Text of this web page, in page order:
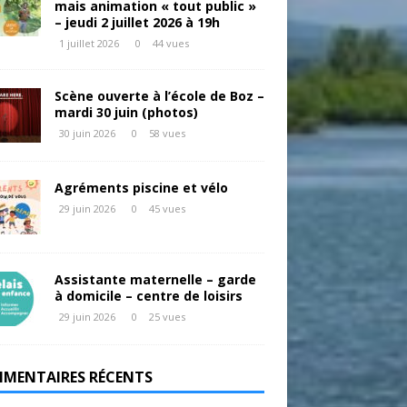
mais animation « tout public »
– jeudi 2 juillet 2026 à 19h
1 juillet 2026 0 44 vues
Scène ouverte à l’école de Boz –
mardi 30 juin (photos)
30 juin 2026 0 58 vues
Agréments piscine et vélo
29 juin 2026 0 45 vues
Assistante maternelle – garde
à domicile – centre de loisirs
29 juin 2026 0 25 vues
RÉCENTS